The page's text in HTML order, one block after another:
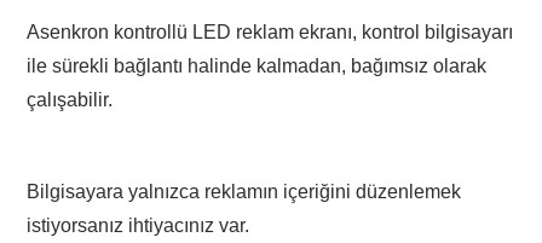
Asenkron kontrollü LED reklam ekranı, kontrol bilgisayarı
ile sürekli bağlantı halinde kalmadan, bağımsız olarak
çalışabilir.
Bilgisayara yalnızca reklamın içeriğini düzenlemek
istiyorsanız ihtiyacınız var.